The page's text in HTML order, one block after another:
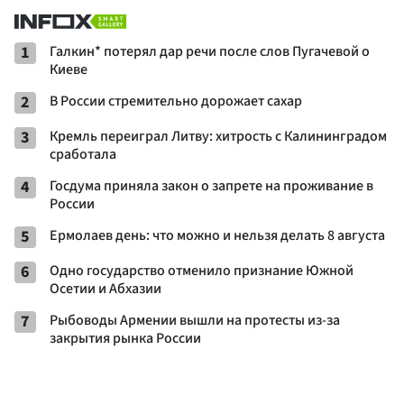
1
Галкин* потерял дар речи после слов Пугачевой о
Киеве
2 В России стремительно дорожает сахар
3
Кремль переиграл Литву: хитрость с Калининградом
сработала
4
Госдума приняла закон о запрете на проживание в
России
5 Ермолаев день: что можно и нельзя делать 8 августа
6
Одно государство отменило признание Южной
Осетии и Абхазии
7
Рыбоводы Армении вышли на протесты из-за
закрытия рынка России